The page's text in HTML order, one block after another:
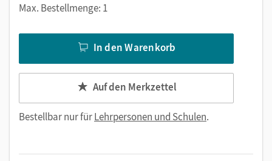
Max. Bestellmenge: 1
In den Warenkorb
Auf den Merkzettel
Bestellbar nur fürLehrpersonen und Schulen.